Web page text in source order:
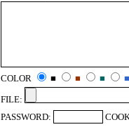
COLOR ■ ■ ■
■
FILE:
PASSWORD: